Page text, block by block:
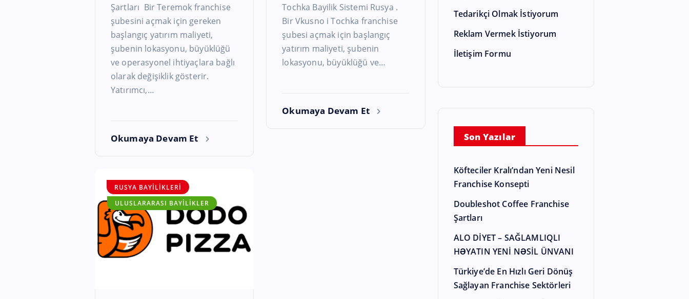
Şartları Bir Teremok franchise
şubesini açmak için gereken
başlangıç yatırım maliyeti,
şubenin lokasyonu, büyüklüğü
ve operasyonel ihtiyaçlara bağlı
olarak değişiklik gösterir.
Yatırımcı,…
Okumaya Devam Et
Tochka Bayilik Sistemi Rusya .
Bir Vkusno i Tochka franchise
şubesi açmak için başlangıç
yatırım maliyeti, şubenin
lokasyonu, büyüklüğü ve…
Okumaya Devam Et
RUSYA BAYILIKLERI
ULUSLARARASI BAYILIKLER
Tedarikçi Olmak İstiyorum
Reklam Vermek İstiyorum
İletişim Formu
Son Yazılar
Köfteciler Kralı’ndan Yeni Nesil
Franchise Konsepti
Doubleshot Coffee Franchise
Şartları
ALO DİYET – SAĞLAMLIQLI
HƏYATIN YENİ NƏSİL ÜNVANI
Türkiye’de En Hızlı Geri Dönüş
Sağlayan Franchise Sektörleri